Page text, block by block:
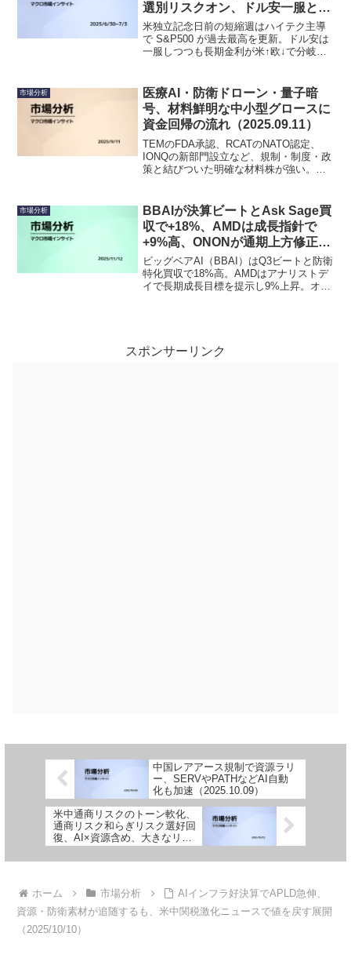
選別リスクオン、ドル安一服と資
源高が共存
米独立記念日前の短縮週はハイテク主導
で S&P500 が過去最高を更新。ドル安は
一服しつつも長期金利が米↑欧↓で分岐
落。
市場分析
医療AI・防衛ドローン・量子暗
号、材料鮮明な中小型グロースに
資金回帰の流れ（2025.09.11）
TEMのFDA承認、RCATのNATO認定、
IONQの新部門設立など、規制・制度・政
策と結びついた明確な材料株が強い。米
市場分析
BBAIが決算ビートとAsk Sage買
収で+18%、AMDは成長指針で
+9%高、ONONが通期上方修正
（2025.11.12）
ビッグベアAI（BBAI）はQ3ビートと防衛
特化買収で18%高。AMDはアナリストデ
イで長期成長目標を提示し9%上昇。オン
ル（NXGL）は赤字拡大・事業再編で軟
調。対照的にRGTI・RBOTは赤字継続と
スポンサーリンク
中国レアアース規制で資源ラリ
ー、SERVやPATHなどAI自動
化も加速（2025.10.09）
米中通商リスクのトーン軟化、
通商リスク和らぎリスク選好回
復、AI×資源含め、大きなリバ
ウンドの一日（2025/10/13）
ホーム 市場分析
AIインフラ好決算でAPLD急伸、
資源・防衛素材が追随するも、米中関税激化ニュースで値を戻す展開
（2025/10/10）